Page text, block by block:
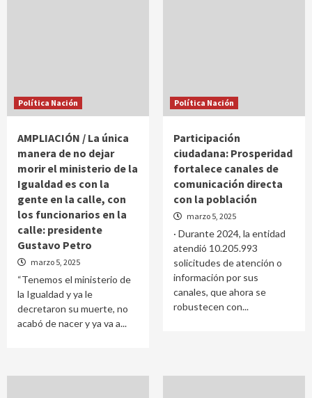
Política Nación
AMPLIACIÓN / La única
manera de no dejar
morir el ministerio de la
Igualdad es con la
gente en la calle, con
los funcionarios en la
calle: presidente
Gustavo Petro
marzo 5, 2025
“Tenemos el ministerio de
la Igualdad y ya le
decretaron su muerte, no
acabó de nacer y ya va a...
Política Nación
Participación
ciudadana: Prosperidad
fortalece canales de
comunicación directa
con la población
marzo 5, 2025
· Durante 2024, la entidad
atendió 10.205.993
solicitudes de atención o
información por sus
canales, que ahora se
robustecen con...